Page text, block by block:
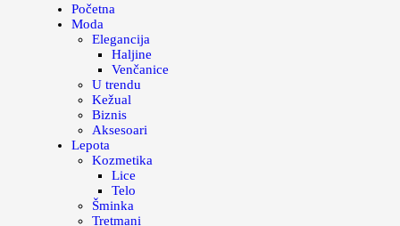
Početna
Moda
Elegancija
Haljine
Venčanice
U trendu
Kežual
Biznis
Aksesoari
Lepota
Kozmetika
Lice
Telo
Šminka
Tretmani
Kuhinja
Magazin